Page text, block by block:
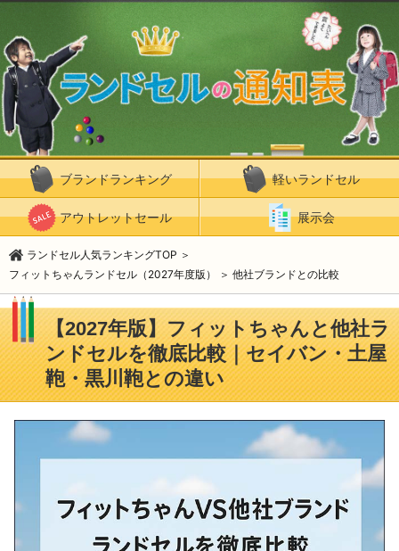
ブランドランキング 軽いランドセル
アウトレットセール 展示会
ランドセル人気ランキングTOP ＞
フィットちゃんランドセル（2027年度版）
＞ 他社ブランドとの比較
【2027年版】フィットちゃんと他社ラ
ンドセルを徹底比較｜セイバン・土屋
鞄・黒川鞄との違い